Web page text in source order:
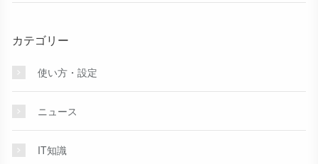
カテゴリー
使い方・設定
ニュース
IT知識